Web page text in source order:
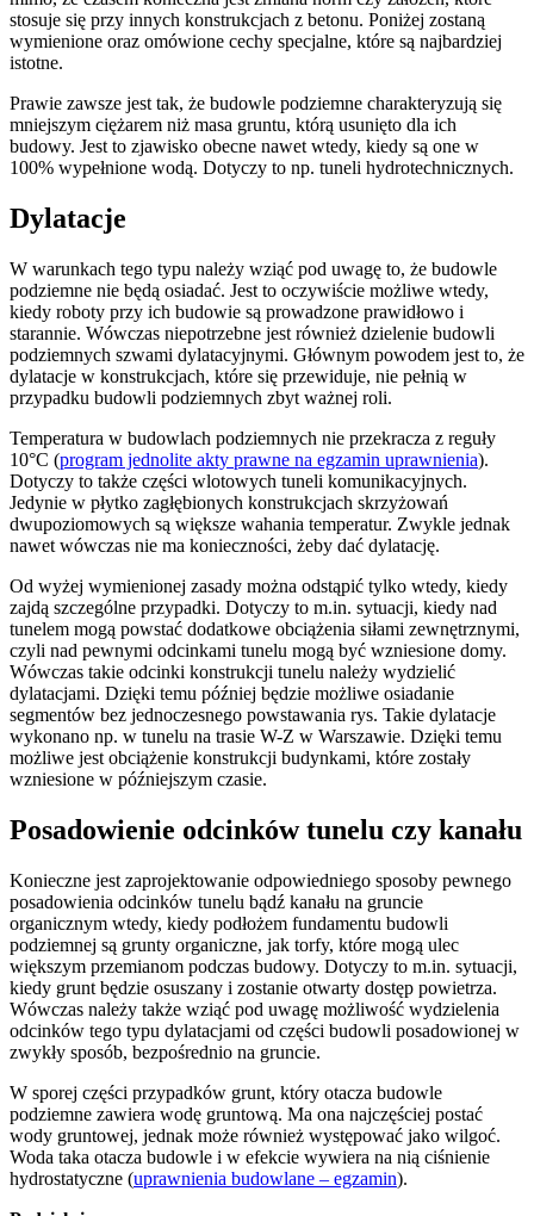
stosuje się przy innych konstrukcjach z betonu. Poniżej zostaną
wymienione oraz omówione cechy specjalne, które są najbardziej
istotne.
Prawie zawsze jest tak, że budowle podziemne charakteryzują się
mniejszym ciężarem niż masa gruntu, którą usunięto dla ich
budowy. Jest to zjawisko obecne nawet wtedy, kiedy są one w
100% wypełnione wodą. Dotyczy to np. tuneli hydrotechnicznych.
Dylatacje
W warunkach tego typu należy wziąć pod uwagę to, że budowle
podziemne nie będą osiadać. Jest to oczywiście możliwe wtedy,
kiedy roboty przy ich budowie są prowadzone prawidłowo i
starannie. Wówczas niepotrzebne jest również dzielenie budowli
podziemnych szwami dylatacyjnymi. Głównym powodem jest to, że
dylatacje w konstrukcjach, które się przewiduje, nie pełnią w
przypadku budowli podziemnych zbyt ważnej roli.
Temperatura w budowlach podziemnych nie przekracza z reguły
10°C (program jednolite akty prawne na egzamin uprawnienia).
Dotyczy to także części wlotowych tuneli komunikacyjnych.
Jedynie w płytko zagłębionych konstrukcjach skrzyżowań
dwupoziomowych są większe wahania temperatur. Zwykle jednak
nawet wówczas nie ma konieczności, żeby dać dylatację.
Od wyżej wymienionej zasady można odstąpić tylko wtedy, kiedy
zajdą szczególne przypadki. Dotyczy to m.in. sytuacji, kiedy nad
tunelem mogą powstać dodatkowe obciążenia siłami zewnętrznymi,
czyli nad pewnymi odcinkami tunelu mogą być wzniesione domy.
Wówczas takie odcinki konstrukcji tunelu należy wydzielić
dylatacjami. Dzięki temu później będzie możliwe osiadanie
segmentów bez jednoczesnego powstawania rys. Takie dylatacje
wykonano np. w tunelu na trasie W-Z w Warszawie. Dzięki temu
możliwe jest obciążenie konstrukcji budynkami, które zostały
wzniesione w późniejszym czasie.
Posadowienie odcinków tunelu czy kanału
Konieczne jest zaprojektowanie odpowiedniego sposoby pewnego
posadowienia odcinków tunelu bądź kanału na gruncie
organicznym wtedy, kiedy podłożem fundamentu budowli
podziemnej są grunty organiczne, jak torfy, które mogą ulec
większym przemianom podczas budowy. Dotyczy to m.in. sytuacji,
kiedy grunt będzie osuszany i zostanie otwarty dostęp powietrza.
Wówczas należy także wziąć pod uwagę możliwość wydzielenia
odcinków tego typu dylatacjami od części budowli posadowionej w
zwykły sposób, bezpośrednio na gruncie.
W sporej części przypadków grunt, który otacza budowle
podziemne zawiera wodę gruntową. Ma ona najczęściej postać
wody gruntowej, jednak może również występować jako wilgoć.
Woda taka otacza budowle i w efekcie wywiera na nią ciśnienie
hydrostatyczne (uprawnienia budowlane – egzamin).